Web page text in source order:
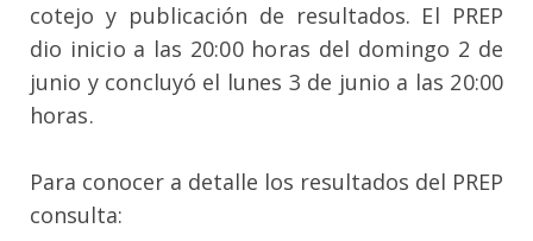
cotejo y publicación de resultados. El PREP
dio inicio a las 20:00 horas del domingo 2 de
junio y concluyó el lunes 3 de junio a las 20:00
horas.
Para conocer a detalle los resultados del PREP
consulta: